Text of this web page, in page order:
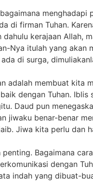
di firman Tuhan.
kerajaan Allah,
Nya itulah yang akan
di surga,
adalah membuat kita
dengan Tuhan.
Daud pun
jiwaku benar-benar
Jiwa kita perlu dan
Bagaimana
dengan
indah yang dibuat-